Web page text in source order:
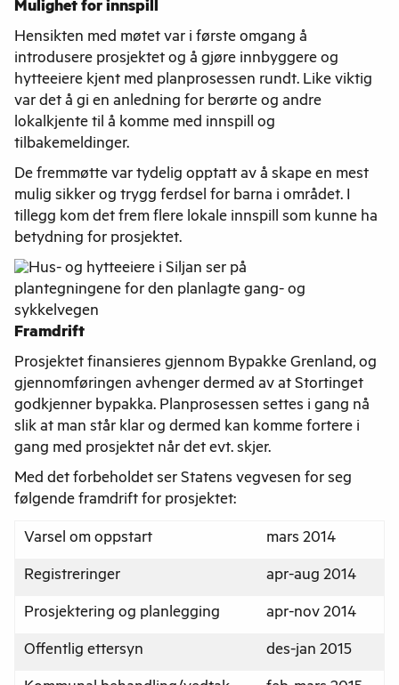
Mulighet for innspill
Hensikten med møtet var i første omgang å
introdusere prosjektet og å gjøre innbyggere og
hytteeiere kjent med planprosessen rundt. Like viktig
var det å gi en anledning for berørte og andre
lokalkjente til å komme med innspill og
tilbakemeldinger.
De fremmøtte var tydelig opptatt av å skape en mest
mulig sikker og trygg ferdsel for barna i området. I
tillegg kom det frem flere lokale innspill som kunne ha
betydning for prosjektet.
Framdrift
Prosjektet finansieres gjennom Bypakke Grenland, og
gjennomføringen avhenger dermed av at Stortinget
godkjenner bypakka. Planprosessen settes i gang nå
slik at man står klar og dermed kan komme fortere i
gang med prosjektet når det evt. skjer.
Med det forbeholdet ser Statens vegvesen for seg
følgende framdrift for prosjektet:
Varsel om oppstart mars 2014
Registreringer apr-aug 2014
Prosjektering og planlegging apr-nov 2014
Offentlig ettersyn des-jan 2015